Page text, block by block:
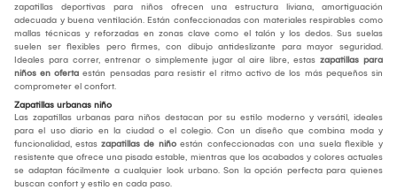
zapatillas deportivas para niños ofrecen una estructura liviana, amortiguación
adecuada y buena ventilación. Están confeccionadas con materiales respirables como
mallas técnicas y reforzadas en zonas clave como el talón y los dedos. Sus suelas
suelen ser flexibles pero firmes, con dibujo antideslizante para mayor seguridad.
Ideales para correr, entrenar o simplemente jugar al aire libre, estas zapatillas para
niños en oferta están pensadas para resistir el ritmo activo de los más pequeños sin
comprometer el confort.
Zapatillas urbanas niño
Las zapatillas urbanas para niños destacan por su estilo moderno y versátil, ideales
para el uso diario en la ciudad o el colegio. Con un diseño que combina moda y
funcionalidad, estas zapatillas de niño están confeccionadas con una suela flexible y
resistente que ofrece una pisada estable, mientras que los acabados y colores actuales
se adaptan fácilmente a cualquier look urbano. Son la opción perfecta para quienes
buscan confort y estilo en cada paso.